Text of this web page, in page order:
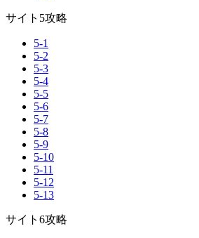
サイト5攻略
5-1
5-2
5-3
5-4
5-5
5-6
5-7
5-8
5-9
5-10
5-11
5-12
5-13
サイト6攻略